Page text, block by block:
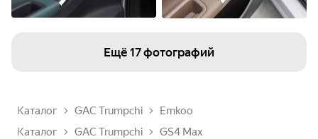
Ещё 17 фотографий
Каталог GAC Trumpchi
Emkoo
Каталог
GAC Trumpchi GS4 Max